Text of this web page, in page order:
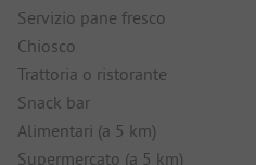
Servizio pane fresco
Chiosco
Trattoria o ristorante
Snack bar
Alimentari (a 5 km)
Supermercato (a 5 km)